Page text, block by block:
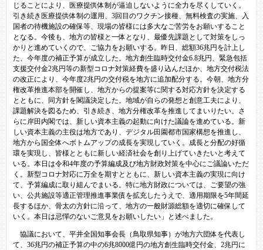
じることにより、医療提供体制が逼迫しないように全力を尽くしていく。
引き続き医療提供体制の運用、3回目のワクチン接種、無料検査の実施、入
国者の待機施設の確保等、現場の皆様には多大なご苦労をお願いすること
となる。今後も、地方の皆様と一体となり、最優先課題として対策をしっ
かりと進めていくので、ご協力をお願いする。昨日、総額36兆円を計上し
た、今年度の補正予算が成立した。地方創生臨時交付金6.8兆円、緊急包括
支援交付金2兆円等の新型コロナ対策経費を盛り込んだほか、地方交付税法
の改正により、今年度2兆円の交付税を地方に追加配分する。今朝、地方分
権改革推進本部を開催し、地方からの提案等に関する対応方針を決定する
とともに、同方針を閣議決定した。地域が自らの発想と創意工夫により、
課題解決を図るため、引き続き、地方分権改革を推進してまいりたい。さ
らに岸田内閣では、新しい資本主義の起動に向けた議論を進めている。新
しい資本主義の主役は地方であり、デジタル田園都市国家構想を推進し、
地方から国全体へボトムアップの成長を実現していく。成長と分配の好循
環を実現し、皆様とともに新しい経済社会を創り上げていきたいと考えて
いる。本日は令和4年度の予算編成及び地方財政対策を中心にご議論いただ
く。新型コロナ対応に万全を期すとともに、新しい資本主義の実現に向け
て、予算編成に取り組んでまいる。特に地方財政については、ご要望の強
い、公共施設等適正管理推進事業債を拡充したうえで、適用期限を5年間延
長するほか、骨太の方針に沿って、地方の一般財源総額を適切に確保して
いく。本日は忌憚のないご意見をお願いしたい」と述べました。
協議において、平井全国知事会長（鳥取県知事）が地方六団体を代表し
て、36兆円の補正予算の中の6兆8000億円の地方創生臨時交付金、2兆円に